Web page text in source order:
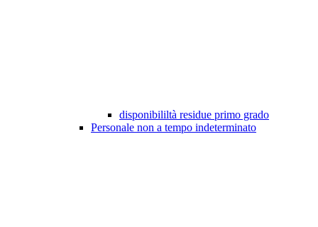
disponibililtà residue primo grado
Personale non a tempo indeterminato